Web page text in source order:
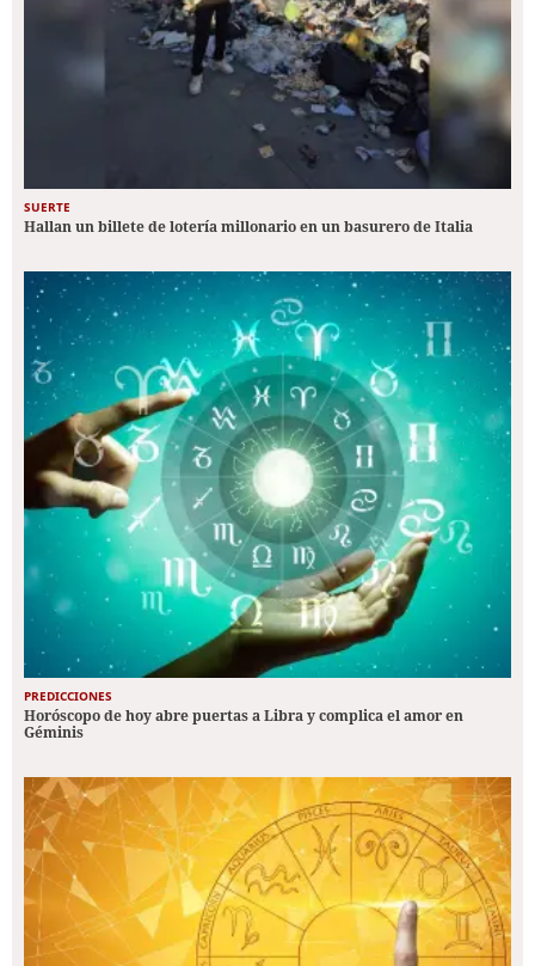
SUERTE
Hallan un billete de lotería millonario en un basurero de Italia
PREDICCIONES
Horóscopo de hoy abre puertas a Libra y complica el amor en
Géminis